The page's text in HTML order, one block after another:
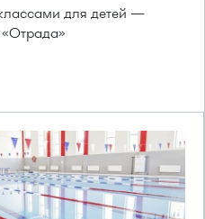
для детей —